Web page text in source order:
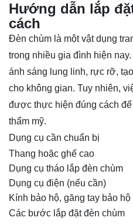
Hướng dẫn lắp
cách
Đèn chùm là một vật dụng
trong nhiều gia đình hiện
ánh sáng lung linh, rực rỡ,
cho không gian. Tuy nhiên,
được thực hiện đúng cách
thẩm mỹ.
Dụng cụ cần chuẩn bị
Thang hoặc ghế cao
Dụng cụ tháo lắp đèn chùm
Dụng cụ điện (nếu cần)
Kính bảo hộ, găng tay bảo hộ
Các bước lắp đặt đèn chùm